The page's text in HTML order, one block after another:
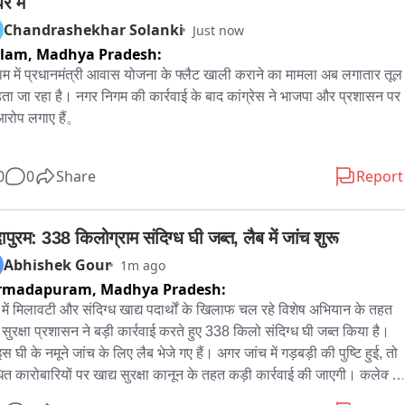
Chandrashekhar Solanki Just now
Madhya Pradesh:
में प्रधानमंत्री आवास योजना के फ्लैट खाली कराने का मामला अब लगातार तूल
जा रहा है। नगर निगम की कार्रवाई के बाद कांग्रेस ने भाजपा और प्रशासन पर
लगाए हैं。
गए और फिर उन्हें एक लाख 80 हजार रुपये का ऋण आसान किस्तों में
रुपये की मार्जिन मनी निकाल ली, जिसके बाद बैंक ने कई हितग्राहियों को
मानते हुए ऋण देने से इनकार कर दिया। उन्होंने इस पूरे मामले के लिए भाजपा
प्रहलाद पटेल को जिम्मेदार ठहराया है。
महापौर प्रहलाद पटेल का बयान भी चर्चा का विषय बना हुआ है। उनका कहना है
ड्रॉ के माध्यम से नहीं, बल्कि 20 हजार रुपये जमा करवाकर आवंटित किए गए
दावा किया कि हितग्राहियों को ऋण दिलाने की कोशिश की गई, लेकिन बैंक
योजना को ही डिफॉल्टर घोषित कर दिया।
0 Share Report
338 किलोग्राम संदिग्ध घी जब्त, लैब में जांच शुरू
Abhishek Gour 1m ago
Madhya Pradesh:
मिलावटी और संदिग्ध खाद्य पदार्थों के खिलाफ चल रहे विशेष अभियान के तहत
सुरक्षा प्रशासन ने बड़ी कार्रवाई करते हुए 338 किलो संदिग्ध घी जब्त किया है।
घी के नमूने जांच के लिए लैब भेजे गए हैं। अगर जांच में गड़बड़ी की पुष्टि हुई, तो
कारोबारियों पर खाद्य सुरक्षा कानून के तहत कड़ी कार्रवाई की जाएगी। कलेक्टर